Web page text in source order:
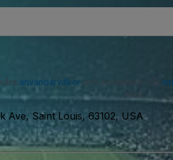
användarvillkoroch accepterar vår
helst.
Ave, Saint Louis, 63102, USA